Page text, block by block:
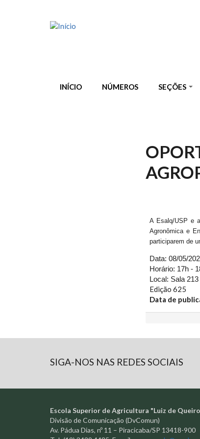
INÍCIO NÚMEROS SEÇÕES
A Esalq/USP e
Agronômica e
participarem de
Data: 08/05/
Horário: 17h -
Local: Sala
Edição 625
Data de
SIGA-NOS NAS REDES SOCIAIS
Escola Superior de Agricultura "Luiz de
Divisão de Comunicação (DvComun)
Av. Pádua Dias, nº 11 – Piracicaba/SP 13418-900